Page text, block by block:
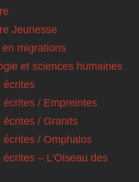
Jeunesse
en migrations
et sciences humaines
écrites
écrites / Empreintes
écrites / Granits
écrites / Omphalos
écrites – L'Oiseau des